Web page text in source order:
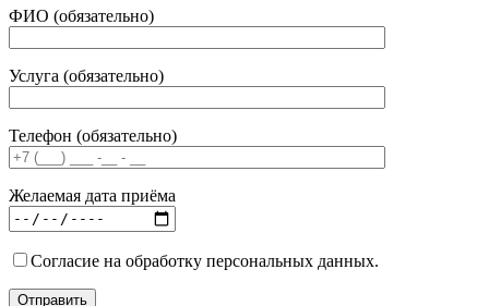
ФИО (обязательно)
Услуга (обязательно)
Телефон (обязательно)
Желаемая дата приёма
Согласие на обработку персональных данных.